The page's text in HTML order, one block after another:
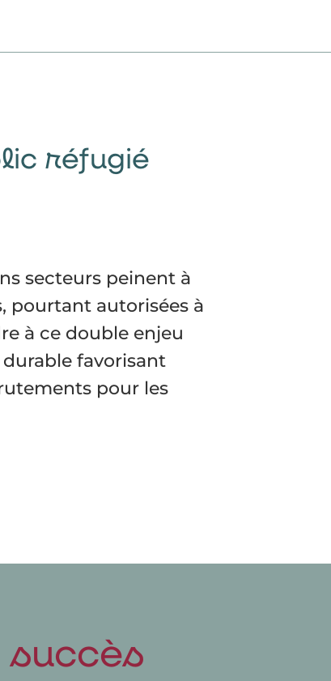
réfugié
secteurs peinent à
pourtant autorisées à
à ce double enjeu
favorisant
pour les